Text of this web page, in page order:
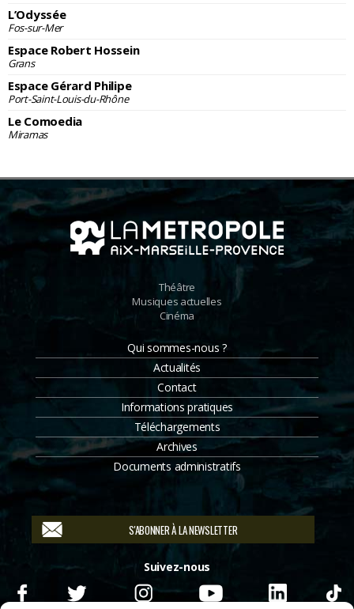
L’Odyssée
Fos-sur-Mer
Espace Robert Hossein
Grans
Espace Gérard Philipe
Port-Saint-Louis-du-Rhône
Le Comoedia
Miramas
Théâtre
Musiques actuelles
Cinéma
Qui sommes-nous ?
Actualités
Contact
Informations pratiques
Téléchargements
Archives
Documents administratifs
S'ABONNER À LA NEWSLETTER
Suivez-nous